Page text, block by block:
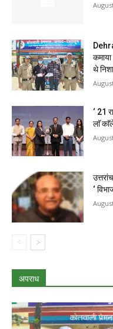
थे
‘ 21
लाॅ
‘
अपराध